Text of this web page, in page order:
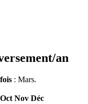
an
: Mars.
Oct Nov Déc